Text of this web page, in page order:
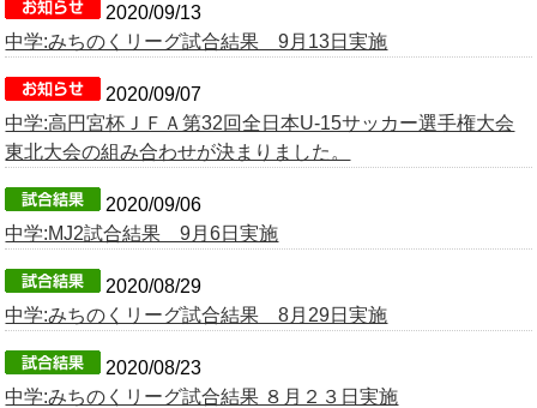
2020/09/13
中学:みちのくリーグ試合結果 9月13日実施
2020/09/07
中学:高円宮杯ＪＦＡ第32回全日本U-15サッカー選手権大会
東北大会の組み合わせが決まりました。
2020/09/06
中学:MJ2試合結果 9月6日実施
2020/08/29
中学:みちのくリーグ試合結果 8月29日実施
2020/08/23
中学:みちのくリーグ試合結果 ８月２３日実施